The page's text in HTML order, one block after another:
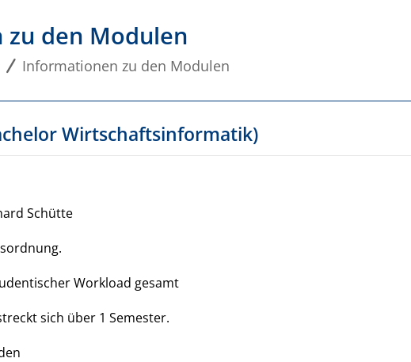
den Modulen
Informationen zu den Modulen
Wirtschaftsinformatik)
Schütte
Workload gesamt
sich über 1 Semester.